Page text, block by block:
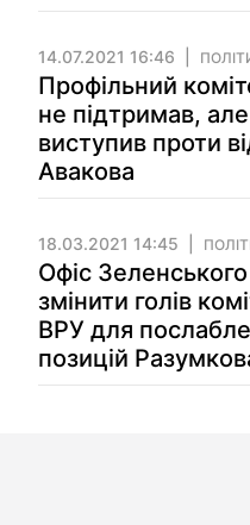
14.07.2021 16:46
Профільний
не підтримав, але
виступив проти
Авакова
18.03.2021 14:45
Офіс
змінити голів
ВРУ для
позицій